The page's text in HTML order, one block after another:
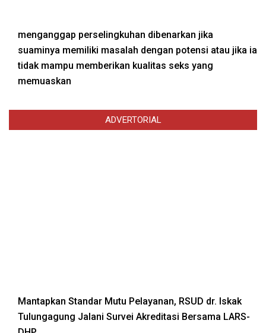
menganggap perselingkuhan dibenarkan jika
suaminya memiliki masalah dengan potensi atau jika ia
tidak mampu memberikan kualitas seks yang
memuaskan
ADVERTORIAL
Mantapkan Standar Mutu Pelayanan, RSUD dr. Iskak
Tulungagung Jalani Survei Akreditasi Bersama LARS-